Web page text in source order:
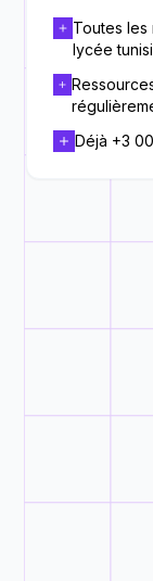
Toutes les
lycée
Déjà +3